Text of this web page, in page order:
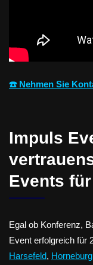
☎️ Nehmen Sie
Impuls
Events
Egal ob Konferenz,
Event erfolgreich für
Harsefeld, Horneburg